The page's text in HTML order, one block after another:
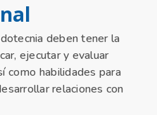
deben tener la
ejecutar y evaluar
como habilidades para
relaciones con